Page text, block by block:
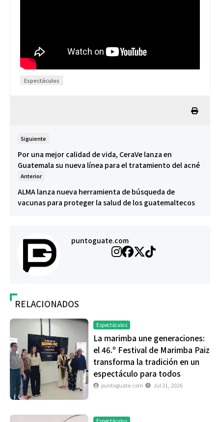
Espectáculos
Siguiente
Por una mejor calidad de vida, CeraVe lanza en
Guatemala su nueva línea para el tratamiento del acné
Anterior
ALMA lanza nueva herramienta de búsqueda de
vacunas para proteger la salud de los guatemaltecos
puntoguate.com
RELACIONADOS
Espectáculos
La marimba une generaciones:
el 46.º Festival de Marimba Paiz
transforma la tradición en un
espectáculo para todos
puntoguate.com Jul 31, 2026